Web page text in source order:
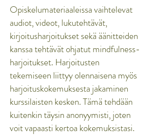
Opiskelumateriaaleissa vaihtelevat
audiot, videot, lukutehtävät,
kirjoitusharjoitukset sekä äänitteiden
kanssa tehtävät ohjatut mindfulness-
harjoitukset. Harjoitusten
tekemiseen liittyy olennaisena myös
harjoituskokemuksesta jakaminen
kurssilaisten kesken. Tämä tehdään
kuitenkin täysin anonyymisti, joten
voit vapaasti kertoa kokemuksistasi.